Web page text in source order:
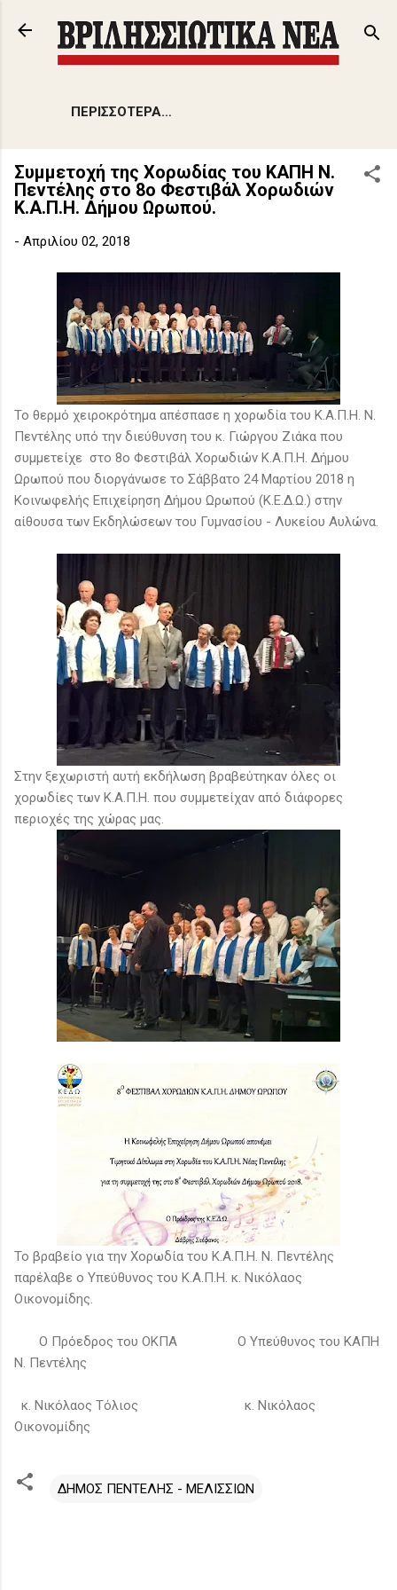
Μετάβαση στο κύριο περιεχόμενο
ΠΕΡΙΣΣΌΤΕΡΑ…
Συμμετοχή της Χορωδίας του ΚΑΠΗ Ν.
Πεντέλης στο 8ο Φεστιβάλ Χορωδιών
Κ.Α.Π.Η. Δήμου Ωρωπού.
- Απριλίου 02, 2018
Το θερμό χειροκρότημα απέσπασε η χορωδία του Κ.Α.Π.Η. Ν.
Πεντέλης υπό την διεύθυνση του κ. Γιώργου Ζιάκα που
συμμετείχε στο 8ο Φεστιβάλ Χορωδιών Κ.Α.Π.Η. Δήμου
Ωρωπού που διοργάνωσε το Σάββατο 24 Μαρτίου 2018 η
Κοινωφελής Επιχείρηση Δήμου Ωρωπού (Κ.Ε.Δ.Ω.) στην
αίθουσα των Εκδηλώσεων του Γυμνασίου - Λυκείου Αυλώνα.
Στην ξεχωριστή αυτή εκδήλωση βραβεύτηκαν όλες οι
χορωδίες των Κ.Α.Π.Η. που συμμετείχαν από διάφορες
περιοχές της χώρας μας.
Το βραβείο για την Χορωδία του Κ.Α.Π.Η. Ν. Πεντέλης
παρέλαβε ο Υπεύθυνος του Κ.Α.Π.Η. κ. Νικόλαος
Οικονομίδης.
Ο Πρόεδρος του ΟΚΠΑ Ο Υπεύθυνος του ΚΑΠΗ
Ν. Πεντέλης
κ. Νικόλαος Τόλιος κ. Νικόλαος
Οικονομίδης
ΔΗΜΟΣ ΠΕΝΤΕΛΗΣ - ΜΕΛΙΣΣΙΩΝ